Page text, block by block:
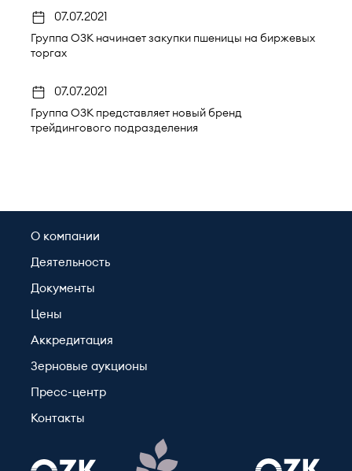
07.07.2021
Группа ОЗК начинает закупки пшеницы на биржевых
торгах
07.07.2021
Группа ОЗК представляет новый бренд
трейдингового подразделения
О компании
Деятельность
Документы
Цены
Аккредитация
Зерновые аукционы
Пресс-центр
Контакты